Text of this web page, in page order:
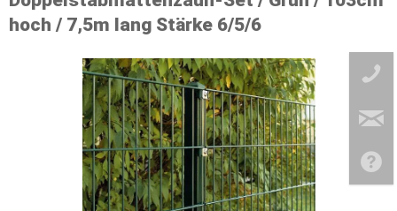
hoch / 7,5m lang Stärke 6/5/6